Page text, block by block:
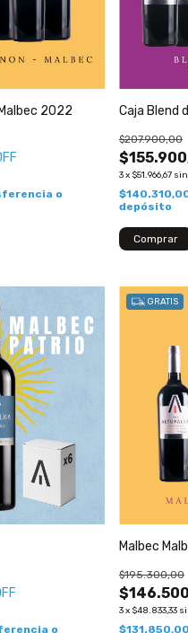
2022
o
Caja Blend
$207.900,00
3x $51.966,67
depósito
o
GRATIS
Malbec
$195.300,00
3x $48.833,33
$131.850,00